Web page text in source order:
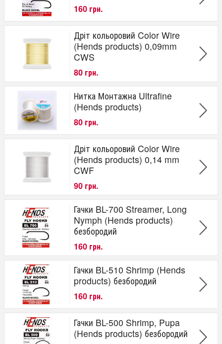
160 грн.
Дріт кольоровий Color Wire
(Hends products) 0,09mm
CWS
80 грн.
Нитка Монтажна Ultrafine
(Hends produсts)
80 грн.
Дріт кольоровий Color Wire
(Hends products) 0,14 mm
CWF
90 грн.
Гачки BL-700 Streamer, Long
Nymph (Hends products)
безбородий
160 грн.
Гачки BL-510 Shrimp (Hends
products) безбородий
160 грн.
Гачки BL-500 Shrimp, Pupa
(Hends products) безбородий